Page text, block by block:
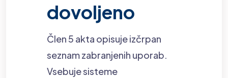
dovoljeno
Člen 5 akta opisuje izčrpan
seznam zabranjenih uporab.
Vsebuje sisteme